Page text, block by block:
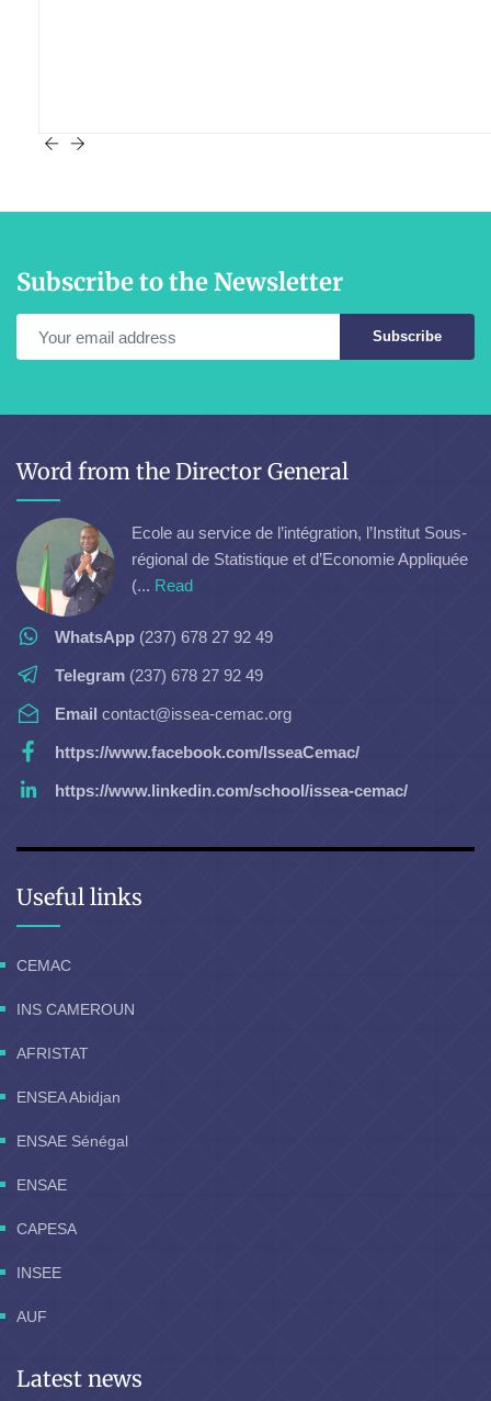
Subscribe to the Newsletter
Subscribe
Word from the Director General
Ecole au service de l’intégration, l’Institut Sous-
régional de Statistique et d’Economie Appliquée
(... Read
WhatsApp (237) 678 27 92 49
Telegram (237) 678 27 92 49
Email contact@issea-cemac.org
https://www.facebook.com/IsseaCemac/
https://www.linkedin.com/school/issea-cemac/
Useful links
CEMAC
INS CAMEROUN
AFRISTAT
ENSEA Abidjan
ENSAE Sénégal
ENSAE
CAPESA
INSEE
AUF
Latest news